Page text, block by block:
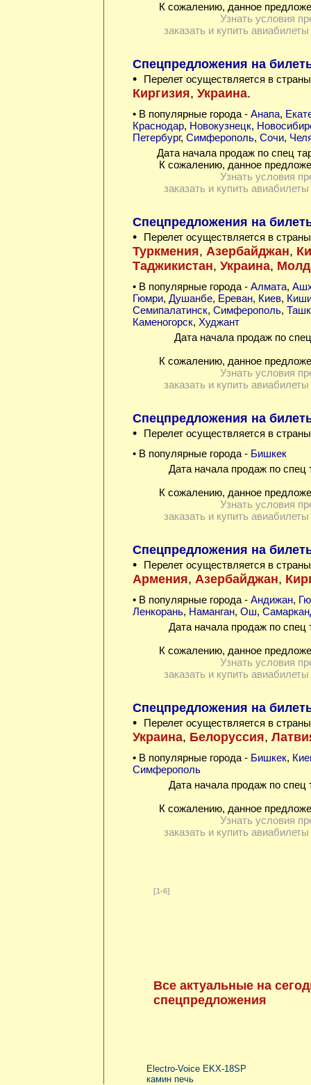
К сожалению, данное
Узнать условия
заказать и купить
Спецпредложения на
•
Перелет осуществляется в
Киргизия, Украина.
• В популярные города - Анапа,
Краснодар, Новокузнецк,
Петербург, Симферополь, Сочи,
Дата начала продаж по спец
К сожалению, данное
Узнать условия
заказать и купить
Спецпредложения на
•
Перелет осуществляется в
Туркмения, Азербайджан,
Таджикистан, Украина,
• В популярные города - Алмата,
Гюмри, Душанбе, Ереван, Киев,
Семипалатинск, Симферополь,
Каменогорск, Худжант
Дата начала продаж по
К сожалению, данное
Узнать условия
заказать и купить
Спецпредложения на
•
Перелет осуществляется в
• В популярные города - Бишкек
Дата начала продаж по
К сожалению, данное
Узнать условия
заказать и купить
Спецпредложения на
•
Перелет осуществляется в
Армения, Азербайджан,
• В популярные города - Андижан,
Ленкорань, Наманган, Ош,
Дата начала продаж по
К сожалению, данное
Узнать условия
заказать и купить
Спецпредложения на
•
Перелет осуществляется в
Украина, Белоруссия,
• В популярные города - Бишкек,
Симферополь
Дата начала продаж по
К сожалению, данное
Узнать условия
заказать и купить
[1-6]
Все актуальные на
спецпредложения
Electro-Voice EKX-18SP
камин печь